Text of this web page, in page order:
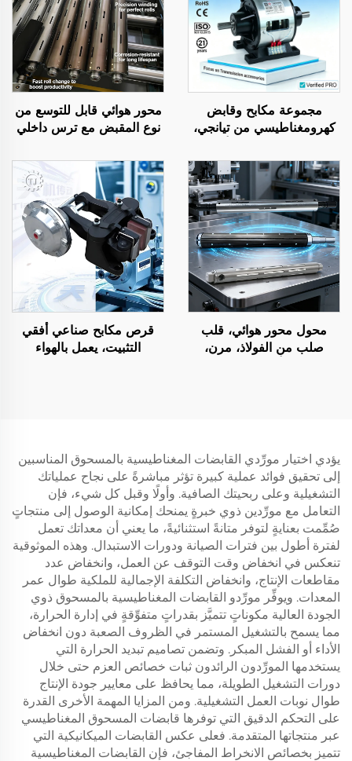
مجموعة مكابح وقابض
كهرومغناطيسي من تيانجي،
حسب الطلب لآلات التصوير
الضوئي
محور هوائي قابل للتوسع من
نوع المقبض مع ترس داخلي
للنفخ لآلة اللف
محول محور هوائي، قلب
صلب من الفولاذ، مرن،
قرص مكابح صناعي أفقي
التثبيت، يعمل بالهواء
يؤدي اختيار مورِّدي القابضات المغناطيسية بالمسحوق المناسبين
إلى تحقيق فوائد عملية كبيرة تؤثر مباشرةً على نجاح عملياتك
التشغيلية وعلى ربحيتك الصافية. وأولًا وقبل كل شيء، فإن
التعامل مع مورِّدين ذوي خبرةٍ يمنحك إمكانية الوصول إلى منتجاتٍ
صُمِّمت بعنايةٍ لتوفر متانةً استثنائيةً، ما يعني أن معداتك تعمل
لفترة أطول بين فترات الصيانة ودورات الاستبدال. وهذه الموثوقية
تنعكس في انخفاض وقت التوقف عن العمل، وانخفاض عدد
مقاطعات الإنتاج، وانخفاض التكلفة الإجمالية للملكية طوال عمر
المعدات. ويوفِّر مورِّدو القابضات المغناطيسية بالمسحوق ذوي
الجودة العالية مكوناتٍ تتميَّز بقدراتٍ متفوِّقةٍ في إدارة الحرارة،
مما يسمح بالتشغيل المستمر في الظروف الصعبة دون انخفاض
الأداء أو الفشل المبكر. وتضمن تصاميم تبديد الحرارة التي
يستخدمها المورِّدون الرائدون ثبات خصائص العزم حتى خلال
دورات التشغيل الطويلة، مما يحافظ على معايير جودة الإنتاج
طوال نوبات العمل التشغيلية. ومن المزايا المهمة الأخرى القدرة
على التحكم الدقيق التي توفرها قابضات المسحوق المغناطيسي
عبر منتجاتها المتقدمة. فعلى عكس القابضات الميكانيكية التي
تتميز بخصائص الانخراط المفاجئ، فإن القابضات المغناطيسية